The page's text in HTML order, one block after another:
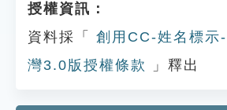
授權資訊：
資料採「
創用CC-姓名標示
灣3.0版授權條款
」釋出